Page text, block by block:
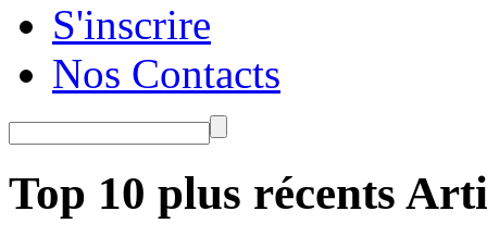
S'inscrire
Nos Contacts
Top 10 plus récents